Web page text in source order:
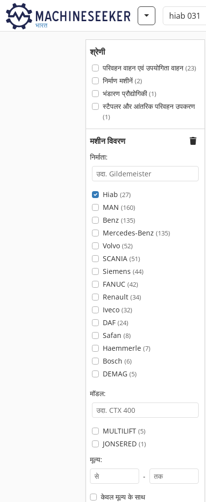
भारत
श्रेणी
परिवहन वाहन एवं उपयोगिता वाहन (23)
निर्माण मशीनें (2)
भंडारण प्रौद्योगिकी(1)
स्टैपलर और आंतरिक परिवहन उपकरण
(1)
मशीन विवरण
निर्माता:
Hiab (27)
MAN (160)
Benz (135)
Mercedes-Benz (135)
Volvo (52)
SCANIA (51)
Siemens (44)
FANUC (42)
Renault (34)
Iveco (32)
DAF (24)
Safan (8)
Haemmerle (7)
Bosch (6)
DEMAG (5)
मॉडल:
MULTILIFT (5)
JONSERED (1)
मूल्य:
-
केवल मूल्य के साथ